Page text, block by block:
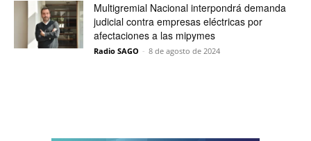
Multigremial Nacional interpondrá demanda
judicial contra empresas eléctricas por
afectaciones a las mipymes
Radio SAGO - 8 de agosto de 2024